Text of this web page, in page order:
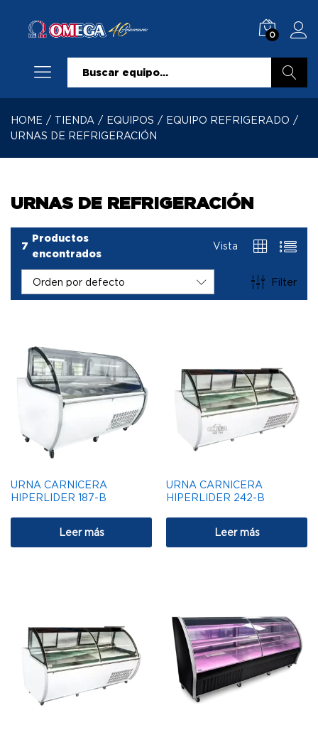
0
HOME / TIENDA / EQUIPOS / EQUIPO REFRIGERADO /
URNAS DE REFRIGERACIÓN
URNAS DE REFRIGERACIÓN
7
Productos
encontrados
Vista
Filter
Orden por defecto
URNA CARNICERA
HIPERLIDER 187-B
Leer más
URNA CARNICERA
HIPERLIDER 242-B
Leer más